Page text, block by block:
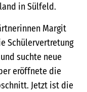
in Sülfeld.
Margit
Schülervertretung
suchte neue
eröffnete die
Jetzt ist die